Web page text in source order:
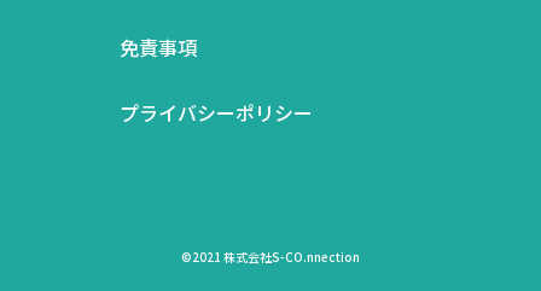
免責事項
プライバシーポリシー
©2021 株式会社S-CO.nnection